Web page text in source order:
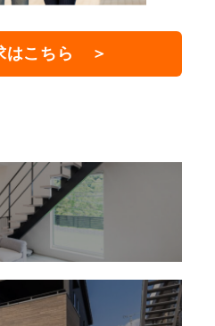
はこちら ＞